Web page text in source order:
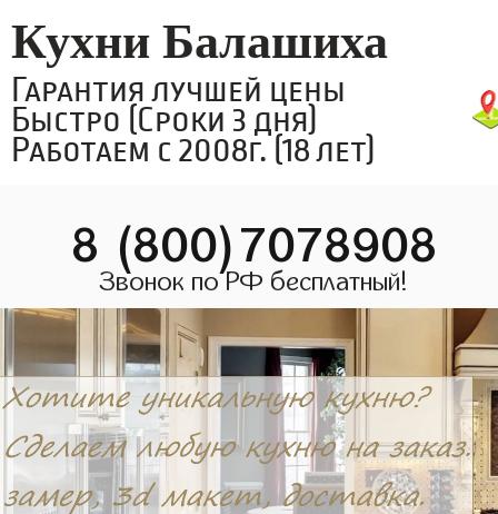
Кухни Балашиха
Гарантия лучшей цены
Быстро (Сроки 3 дня)
Работаем с 2008г. (18 лет)
8 (800)7078908
Звонок по РФ бесплатный!